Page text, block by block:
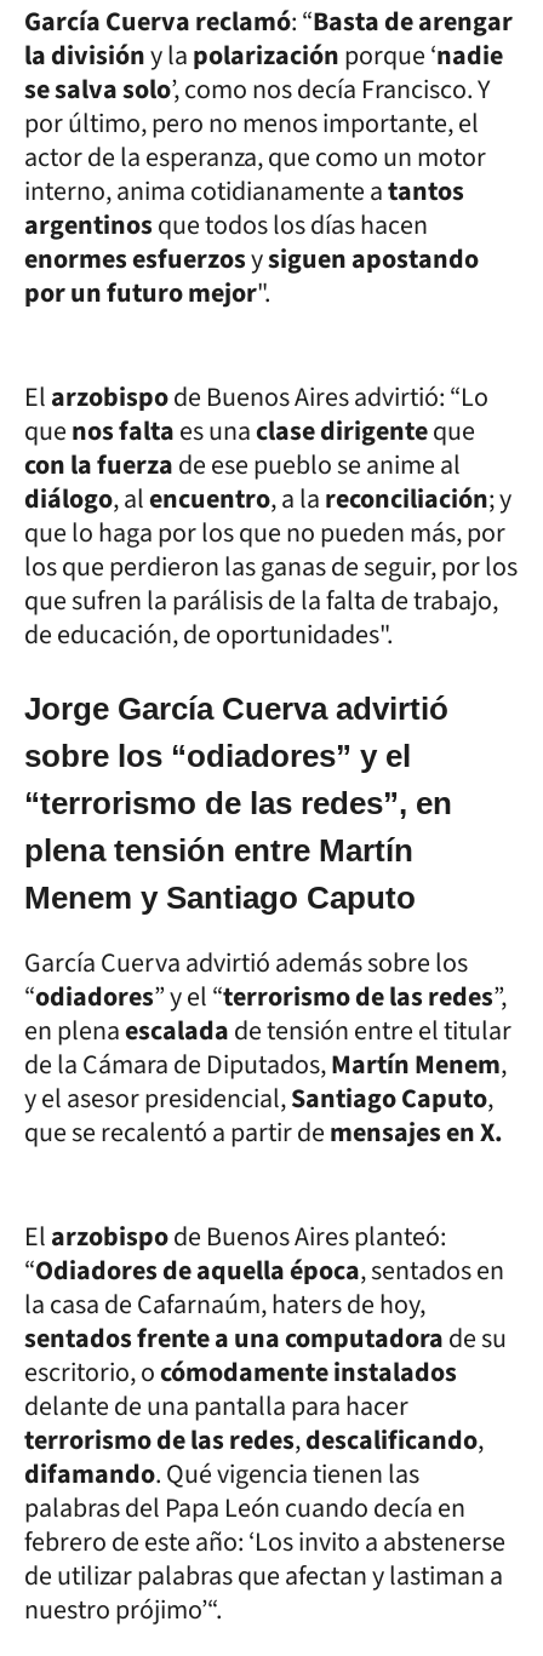
García Cuerva reclamó: “Basta de arengar
la divisióny lapolarizaciónporque ‘nadie
se salva solo’, como nos decía Francisco. Y
por último, pero no menos importante, el
actor de la esperanza, que como un motor
interno, anima cotidianamente atantos
argentinosque todos los días hacen
enormes esfuerzosysiguen apostando
por un futuro mejor".
Elarzobispode Buenos Aires advirtió: “Lo
quenos faltaes unaclase dirigenteque
con la fuerzade ese pueblo se anime al
diálogo, alencuentro, a lareconciliación; y
que lo haga por los que no pueden más, por
los que perdieron las ganas de seguir, por los
que sufren la parálisis de la falta de trabajo,
de educación, de oportunidades".
Jorge García Cuerva advirtió
sobre los “odiadores” y el
“terrorismo de las redes”, en
plena tensión entre Martín
Menem y Santiago Caputo
García Cuerva advirtió además sobre los
“odiadores” y el “terrorismo de las redes”,
en plenaescaladade tensión entre el titular
de la Cámara de Diputados,Martín Menem,
y el asesor presidencial,Santiago Caputo,
que se recalentó a partir demensajes en X.
Elarzobispode Buenos Aires planteó:
“Odiadores de aquella época, sentados en
la casa de Cafarnaúm, haters de hoy,
sentados frente a una computadorade su
escritorio, ocómodamente instalados
delante de una pantalla para hacer
terrorismo de las redes,descalificando,
difamando. Qué vigencia tienen las
palabras del Papa León cuando decía en
febrero de este año: ‘Los invito a abstenerse
de utilizar palabras que afectan y lastiman a
nuestro prójimo’“.